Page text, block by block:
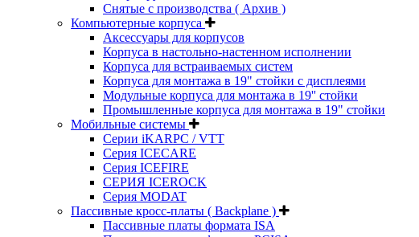
Снятые с производства ( Архив )
Компьютерные корпуса
Аксессуары для корпусов
Корпуса в настольно-настенном исполнении
Корпуса для встраиваемых систем
Корпуса для монтажа в 19" стойки с дисплеями
Модульные корпуса для монтажа в 19'' стойки
Промышленные корпуса для монтажа в 19" стойки
Мобильные системы
Серии iKARPC / VTT
Серия ICECARE
Серия ICEFIRE
СЕРИЯ ICEROCK
Серия MODAT
Пассивные кросс-платы ( Backplane )
Пассивные платы формата ISA